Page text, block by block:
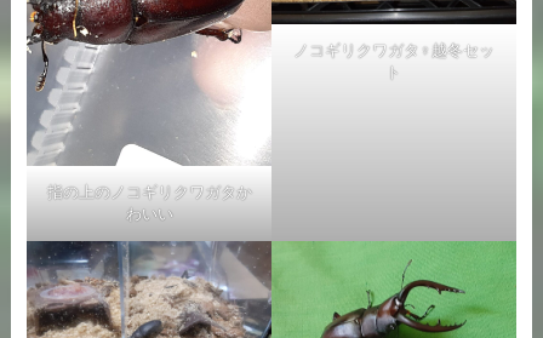
指の上のノコギリクワガタか
わいい
ノコギリクワガタ♀越冬セッ
ト